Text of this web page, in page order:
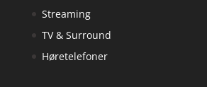
Streaming
TV & Surround
Høretelefoner